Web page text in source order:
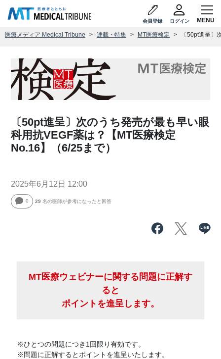
会員登録 ログイン
医療メディア Medical Tribune 連載・特集 MT医療検定 〔50pt進呈
〔50pt進呈〕次のうち発売が最も早い眼
科用抗VEGF薬は？【MT医療検定
No.16】（6/25まで）
2025年6月12日 12:00
0 29 名の医師が参考になったと回答
MT医療ウェビナーに関する問題に正解す
ると
ポイントを進呈します。
※ひとつの問題につき1回限り有効です。
※問題に正解するとポイントを進呈いたします。